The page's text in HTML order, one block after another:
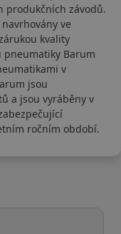
produkčních závodů.
ve
kvality
pneumatiky Barum
v
jsou
a jsou vyráběny v
ročním období.